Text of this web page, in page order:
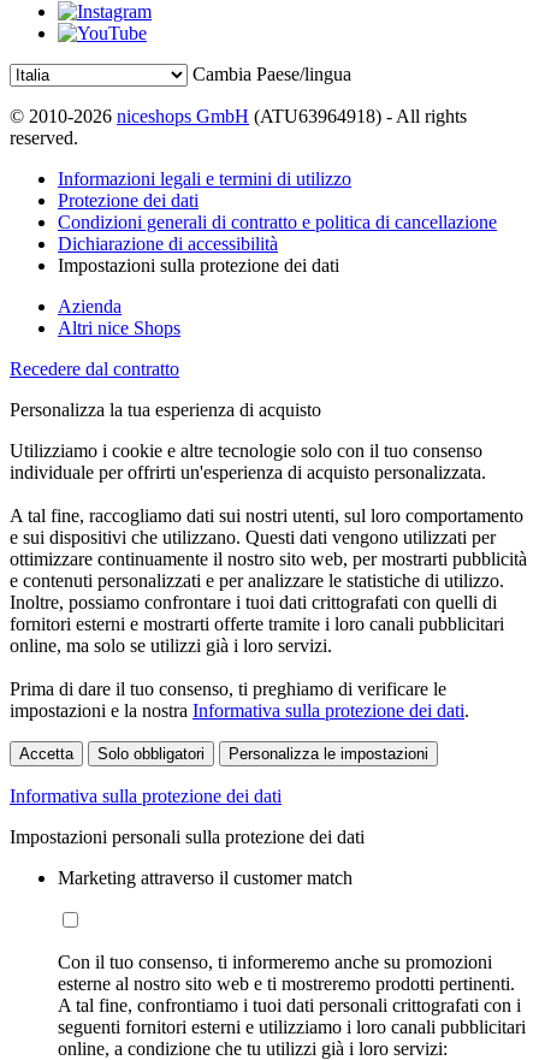
Cambia Paese/lingua
© 2010-2026 niceshops GmbH (ATU63964918) - All rights
reserved.
Informazioni legali e termini di utilizzo
Protezione dei dati
Condizioni generali di contratto e politica di cancellazione
Dichiarazione di accessibilità
Impostazioni sulla protezione dei dati
Azienda
Altri nice Shops
Recedere dal contratto
Personalizza la tua esperienza di acquisto
Utilizziamo i cookie e altre tecnologie solo con il tuo consenso
individuale per offrirti un'esperienza di acquisto personalizzata.
A tal fine, raccogliamo dati sui nostri utenti, sul loro comportamento
e sui dispositivi che utilizzano. Questi dati vengono utilizzati per
ottimizzare continuamente il nostro sito web, per mostrarti pubblicità
e contenuti personalizzati e per analizzare le statistiche di utilizzo.
Inoltre, possiamo confrontare i tuoi dati crittografati con quelli di
fornitori esterni e mostrarti offerte tramite i loro canali pubblicitari
online, ma solo se utilizzi già i loro servizi.
Prima di dare il tuo consenso, ti preghiamo di verificare le
impostazioni e la nostra Informativa sulla protezione dei dati.
Accetta Solo obbligatori Personalizza le impostazioni
Informativa sulla protezione dei dati
Impostazioni personali sulla protezione dei dati
Marketing attraverso il customer match
Con il tuo consenso, ti informeremo anche su promozioni
esterne al nostro sito web e ti mostreremo prodotti pertinenti.
A tal fine, confrontiamo i tuoi dati personali crittografati con i
seguenti fornitori esterni e utilizziamo i loro canali pubblicitari
online, a condizione che tu utilizzi già i loro servizi: